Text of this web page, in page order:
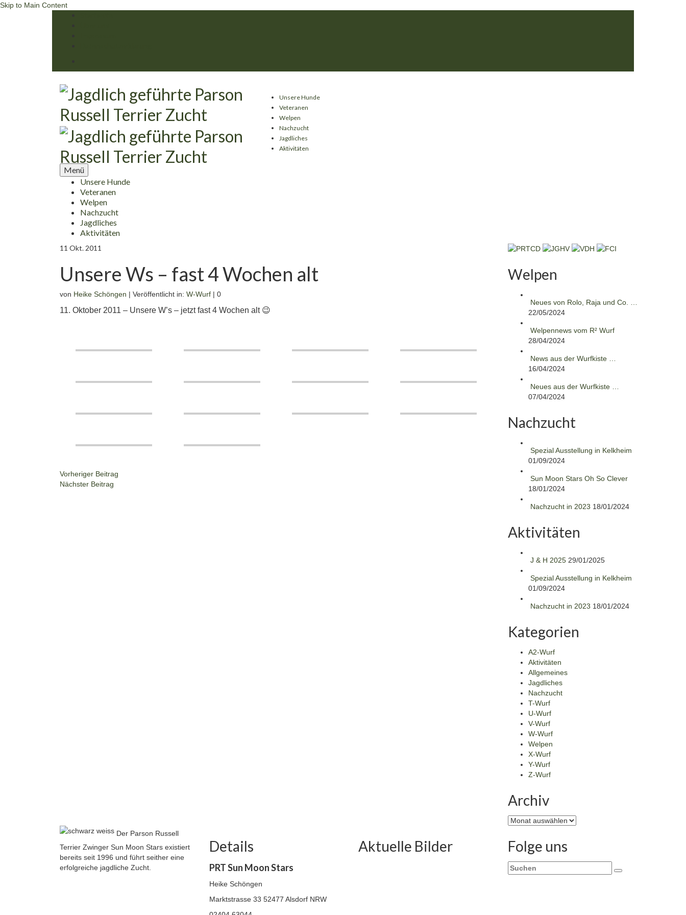
Skip to Main Content
Unsere Hunde
Veteranen
Welpen
Nachzucht
Jagdliches
Aktivitäten
Menü
Unsere Hunde
Veteranen
Welpen
Nachzucht
Jagdliches
Aktivitäten
11 Okt. 2011
Unsere Ws – fast 4 Wochen alt
von Heike Schöngen | Veröffentlicht in: W-Wurf | 0
11. Oktober 2011 – Unsere W’s – jetzt fast 4 Wochen alt 😉
Vorheriger Beitrag
Nächster Beitrag
Welpen
Neues von Rolo, Raja und Co. …
22/05/2024
Welpennews vom R² Wurf
28/04/2024
News aus der Wurfkiste …
16/04/2024
Neues aus der Wurfkiste …
07/04/2024
Nachzucht
Spezial Ausstellung in Kelkheim
01/09/2024
Sun Moon Stars Oh So Clever
18/01/2024
Nachzucht in 2023 18/01/2024
Aktivitäten
J & H 2025 29/01/2025
Spezial Ausstellung in Kelkheim
01/09/2024
Nachzucht in 2023 18/01/2024
Kategorien
A2-Wurf
Aktivitäten
Allgemeines
Jagdliches
Nachzucht
T-Wurf
U-Wurf
V-Wurf
W-Wurf
Welpen
X-Wurf
Y-Wurf
Z-Wurf
Archiv
Archiv
Der Parson Russell
Terrier Zwinger Sun Moon Stars existiert
bereits seit 1996 und führt seither eine
erfolgreiche jagdliche Zucht.
Details
PRT Sun Moon Stars
Heike Schöngen
Marktstrasse 33 52477 Alsdorf NRW
Aktuelle Bilder Folge uns
Suchen
nach: